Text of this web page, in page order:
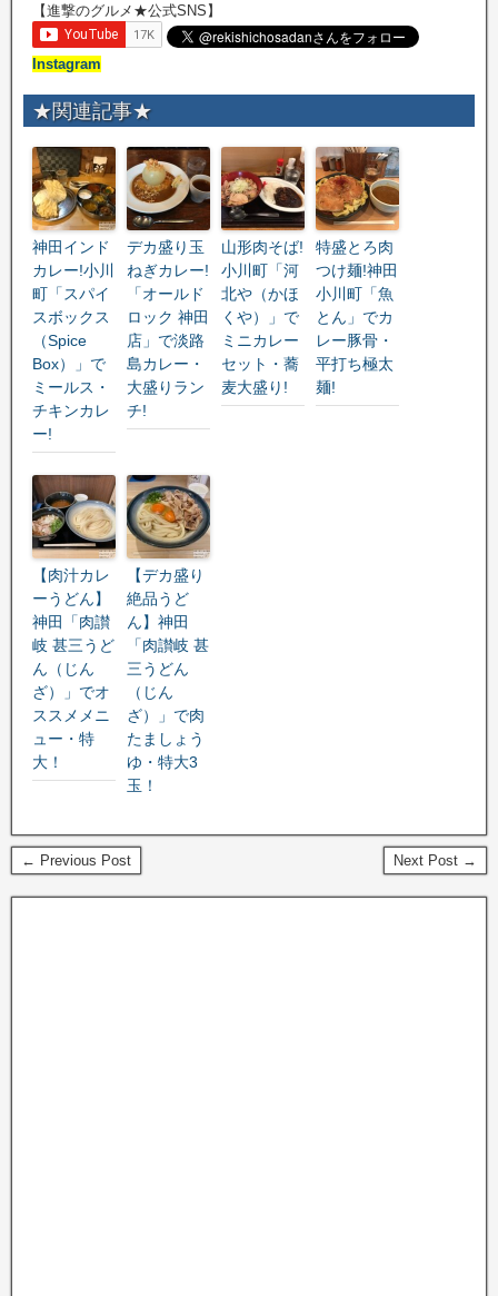
【進撃のグルメ★公式SNS】
Instagram
★関連記事★
神田インド
カレー!小川
町「スパイ
スボックス
（Spice
Box）」で
ミールス・
チキンカレ
ー!
デカ盛り玉
ねぎカレー!
「オールド
ロック 神田
店」で淡路
島カレー・
大盛りラン
チ!
山形肉そば!
小川町「河
北や（かほ
くや）」で
ミニカレー
セット・蕎
麦大盛り!
特盛とろ肉
つけ麺!神田
小川町「魚
とん」でカ
レー豚骨・
平打ち極太
麺!
【肉汁カレ
ーうどん】
神田「肉讃
岐 甚三うど
ん（じん
ざ）」でオ
ススメメニ
ュー・特
大！
【デカ盛り
絶品うど
ん】神田
「肉讃岐 甚
三うどん
（じん
ざ）」で肉
たましょう
ゆ・特大3
玉！
← Previous Post Next Post →